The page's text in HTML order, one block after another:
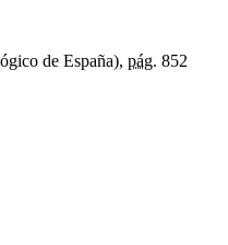
de España), pág. 852